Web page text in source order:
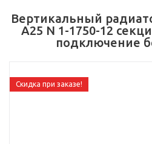
Вертикальный
А25 N 1-1750-12
подключение
Скидка при заказе!